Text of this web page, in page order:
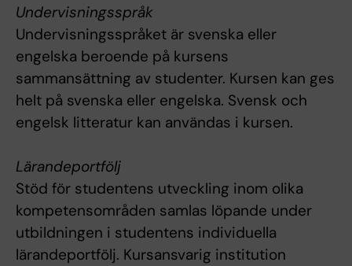
Undervisningsspråk
Undervisningsspråket är svenska eller
engelska beroende på kursens
sammansättning av studenter. Kursen kan ges
helt på svenska eller engelska. Svensk och
engelsk litteratur kan användas i kursen.
Lärandeportfölj
Stöd för studentens utveckling inom olika
kompetensområden samlas löpande under
utbildningen i studentens individuella
lärandeportfölj. Kursansvarig institution